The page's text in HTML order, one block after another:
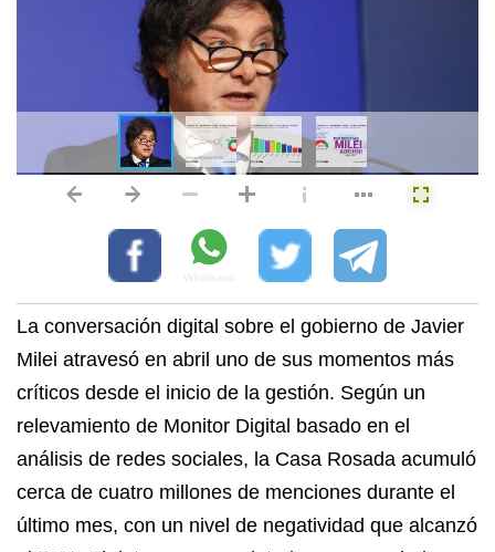
La conversación digital sobre el gobierno de Javier
Milei atravesó en abril uno de sus momentos más
críticos desde el inicio de la gestión. Según un
relevamiento de Monitor Digital basado en el
análisis de redes sociales, la Casa Rosada acumuló
cerca de cuatro millones de menciones durante el
último mes, con un nivel de negatividad que alcanzó